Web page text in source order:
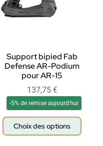
Support bipied Fab
Defense AR-Podium
pour AR-15
137,75 €
-5% de remise aujourd'hui
Choix des options